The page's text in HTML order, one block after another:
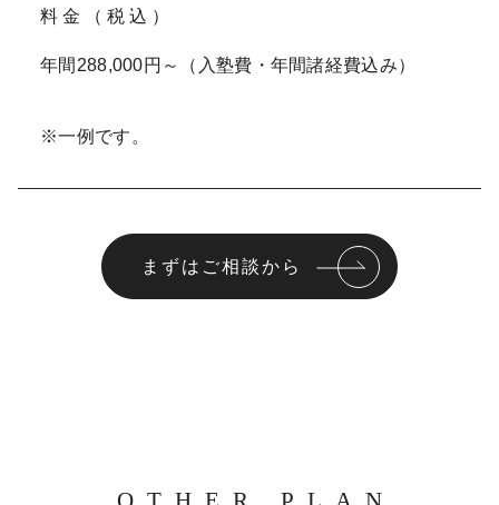
料金（税込）
年間288,000円～（入塾費・年間諸経費込み）
※一例です。
まずはご相談から